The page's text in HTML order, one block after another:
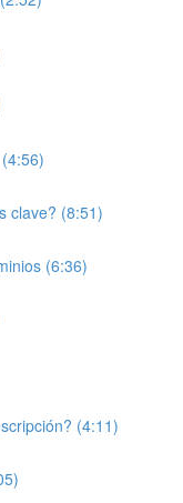
clave? (8:51)
(6:36)
(4:11)